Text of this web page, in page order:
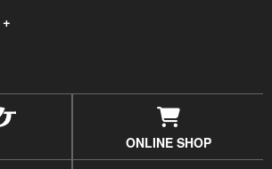
ONLINE SHOP